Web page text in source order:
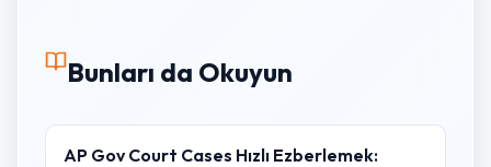
Bunları da Okuyun
AP Gov Court Cases Hızlı Ezberlemek: